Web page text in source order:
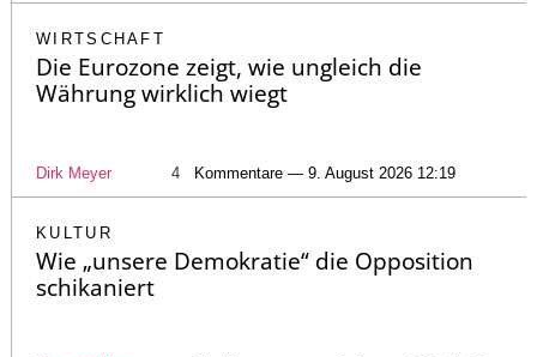
WIRTSCHAFT
Die Eurozone zeigt, wie ungleich die
Währung wirklich wiegt
Dirk Meyer 4 Kommentare — 9. August 2026 12:19
KULTUR
Wie „unsere Demokratie“ die Opposition
schikaniert